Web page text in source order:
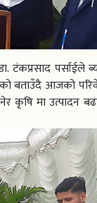
पर्साईले
बताउँदै आजको
मा उत्पादन